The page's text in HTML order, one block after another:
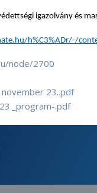
igazolvány és
h%C3%ADr/-/
node/2700
23..pdf
.pdf